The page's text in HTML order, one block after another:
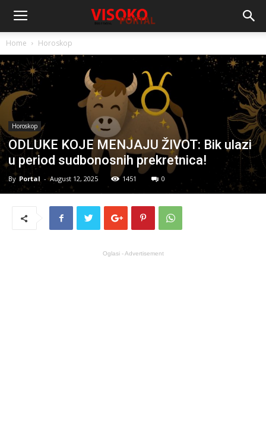
Home Horoskop
Horoskop
ODLUKE KOJE MENJAJU ŽIVOT: Bik ulazi
u period sudbonosnih prekretnica!
By Portal - August 12, 2025 1451 0
Oglasi - Advertisement